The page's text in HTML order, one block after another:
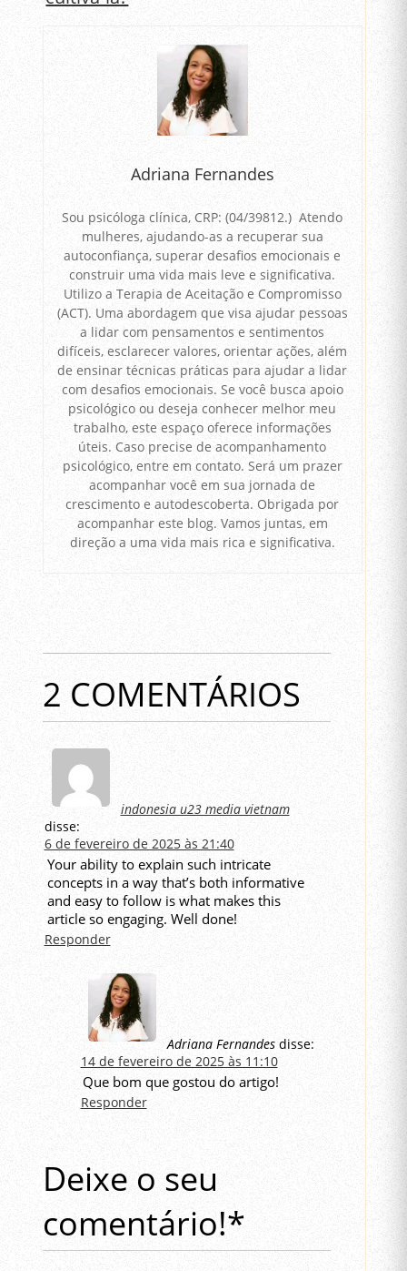
Adriana Fernandes
Sou psicóloga clínica, CRP: (04/39812.) Atendo
mulheres, ajudando-as a recuperar sua
autoconfiança, superar desafios emocionais e
construir uma vida mais leve e significativa.
Utilizo a Terapia de Aceitação e Compromisso
(ACT). Uma abordagem que visa ajudar pessoas
a lidar com pensamentos e sentimentos
difíceis, esclarecer valores, orientar ações, além
de ensinar técnicas práticas para ajudar a lidar
com desafios emocionais. Se você busca apoio
psicológico ou deseja conhecer melhor meu
trabalho, este espaço oferece informações
úteis. Caso precise de acompanhamento
psicológico, entre em contato. Será um prazer
acompanhar você em sua jornada de
crescimento e autodescoberta. Obrigada por
acompanhar este blog. Vamos juntas, em
direção a uma vida mais rica e significativa.
2 COMENTÁRIOS
indonesia u23 media vietnam
disse:
6 de fevereiro de 2025 às 21:40
Your ability to explain such intricate
concepts in a way that’s both informative
and easy to follow is what makes this
article so engaging. Well done!
Responder
Adriana Fernandes disse:
14 de fevereiro de 2025 às 11:10
Que bom que gostou do artigo!
Responder
Deixe o seu
comentário!*